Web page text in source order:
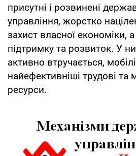
присутні і розвинені
управління, жорстко
захист власної економіки, а
підтримку та розвиток. У
активно втручається,
найефективніші трудові та
ресурси.